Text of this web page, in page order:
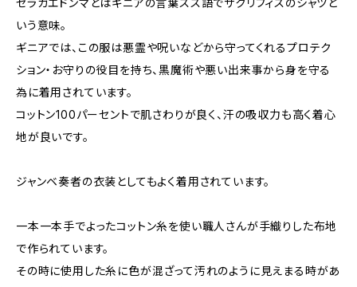
いう意味。
ギニアでは、この服は悪霊や呪いなどから守ってくれるプロテク
ション・お守りの役目を持ち、黒魔術や悪い出来事から身を守る
為に着用されています。
コットン100パーセントで肌さわりが良く、汗の吸収力も高く着心
地が良いです。
ジャンベ奏者の衣装としてもよく着用されています。
一本一本手でよったコットン糸を使い職人さんが手織りした布地
で作られています。
その時に使用した糸に色が混ざって汚れのように見えまる時があ